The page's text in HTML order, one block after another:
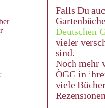
Falls Du
Deutschen
vieler
sind.
Noch mehr
ÖGG in
viele